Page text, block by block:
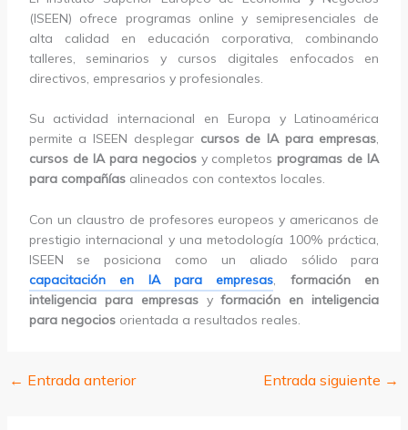
(ISEEN) ofrece programas online y semipresenciales de
alta calidad en educación corporativa, combinando
talleres, seminarios y cursos digitales enfocados en
directivos, empresarios y profesionales.
Su actividad internacional en Europa y Latinoamérica
permite a ISEEN desplegar cursos de IA para empresas,
cursos de IA para negociosy completosprogramas de IA
para compañíasalineados con contextos locales.
Con un claustro de profesores europeos y americanos de
prestigio internacional y una metodología 100% práctica,
ISEEN se posiciona como un aliado sólido para
capacitación en IA para empresas, formación en
inteligencia para empresasyformación en inteligencia
para negociosorientada a resultados reales.
← Entrada anterior Entrada siguiente →